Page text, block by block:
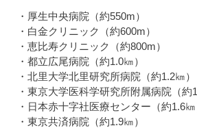
・厚生中央病院（約550m）
・白金クリニック（約600m）
・恵比寿クリニック（約800m）
・都立広尾病院（約1.0㎞）
・北里大学北里研究所病院（約1.2㎞）
・東京大学医科学研究所附属病院（約
・日本赤十字社医療センター（約1.6㎞
・東京共済病院（約1.9㎞）